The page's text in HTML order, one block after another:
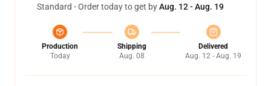
Standard - Order today to get byAug. 12 - Aug. 19
Production
Today
Shipping
Aug. 08
Delivered
Aug. 12 - Aug. 19